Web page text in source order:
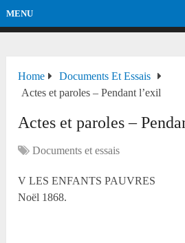
MENU
Home
Documents Et Essais
Actes et paroles – Pendant l’exil
Actes et paroles –
Documents et essais
V LES ENFANTS PAUVRES
Noël 1868.